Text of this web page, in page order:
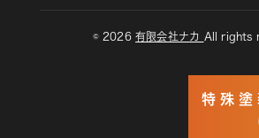
特殊塗
© 2026有限会社ナカ All rights